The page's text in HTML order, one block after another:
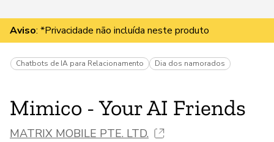
Aviso: *Privacidade não incluída neste produto
Chatbots de IA para Relacionamento Dia dos namorados
Mimico - Your AI Friends
MATRIX MOBILE PTE. LTD.